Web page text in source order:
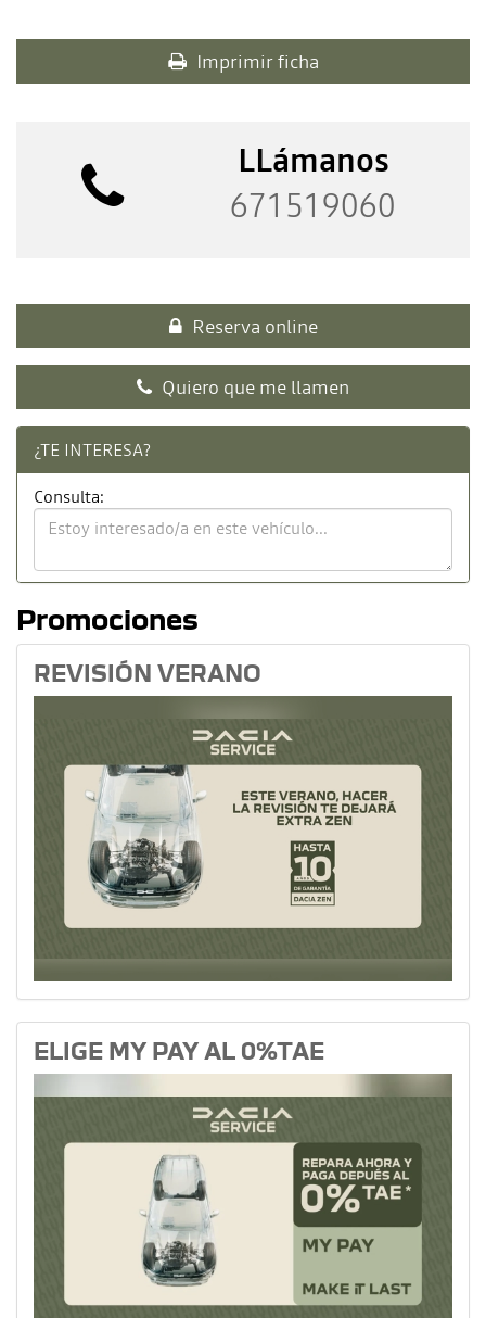
Imprimir ficha
LLámanos
671519060
Reserva online
Quiero que me llamen
¿TE INTERESA?
Consulta:
Promociones
REVISIÓN VERANO
ELIGE MY PAY AL 0%TAE